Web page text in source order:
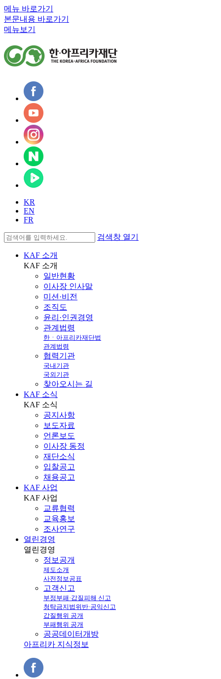
메뉴 바로가기
본문내용 바로가기
메뉴보기
KR
EN
FR
검색창 열기
KAF 소개
KAF 소개
일반현황
이사장 인사말
미션·비전
조직도
윤리·인권경영
관계법령
한ㆍ아프리카재단법
관계법령
협력기관
국내기관
국외기관
찾아오시는 길
KAF 소식
KAF 소식
공지사항
보도자료
언론보도
이사장 동정
재단소식
입찰공고
채용공고
KAF 사업
KAF 사업
교류협력
교육홍보
조사연구
열린경영
열린경영
정보공개
제도소개
사전정보공표
고객신고
부정부패·갑질피해 신고
청탁금지법위반·공익신고
갑질행위 공개
부패행위 공개
공공데이터개방
아프리카 지식정보